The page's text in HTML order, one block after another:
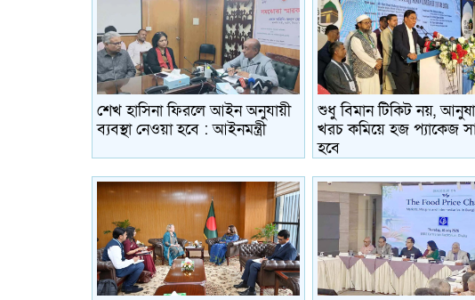
শেখ হাসিনা ফিরলে আইন অনুযায়ী
ব্যবস্থা নেওয়া হবে : আইনমন্ত্রী
শুধু বিমান টিকিট নয়,
খরচ কমিয়ে হজ প্যাকেজ
হবে